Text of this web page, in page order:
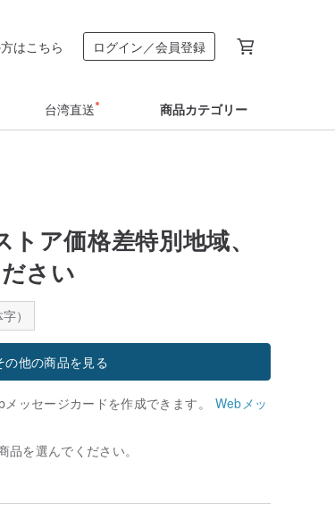
はこちら ログイン／会員登録
台湾直送 商品カテゴリー
ア価格差特別地域、
さい
）
の他の商品を見る
ッセージカードを作成できます。 Webメッ
を選んでください。